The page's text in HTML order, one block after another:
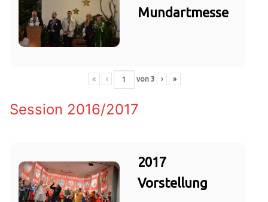
Mundartmesse
« ‹ von 3 › »
Session 2016/2017
2017
Vorstellung